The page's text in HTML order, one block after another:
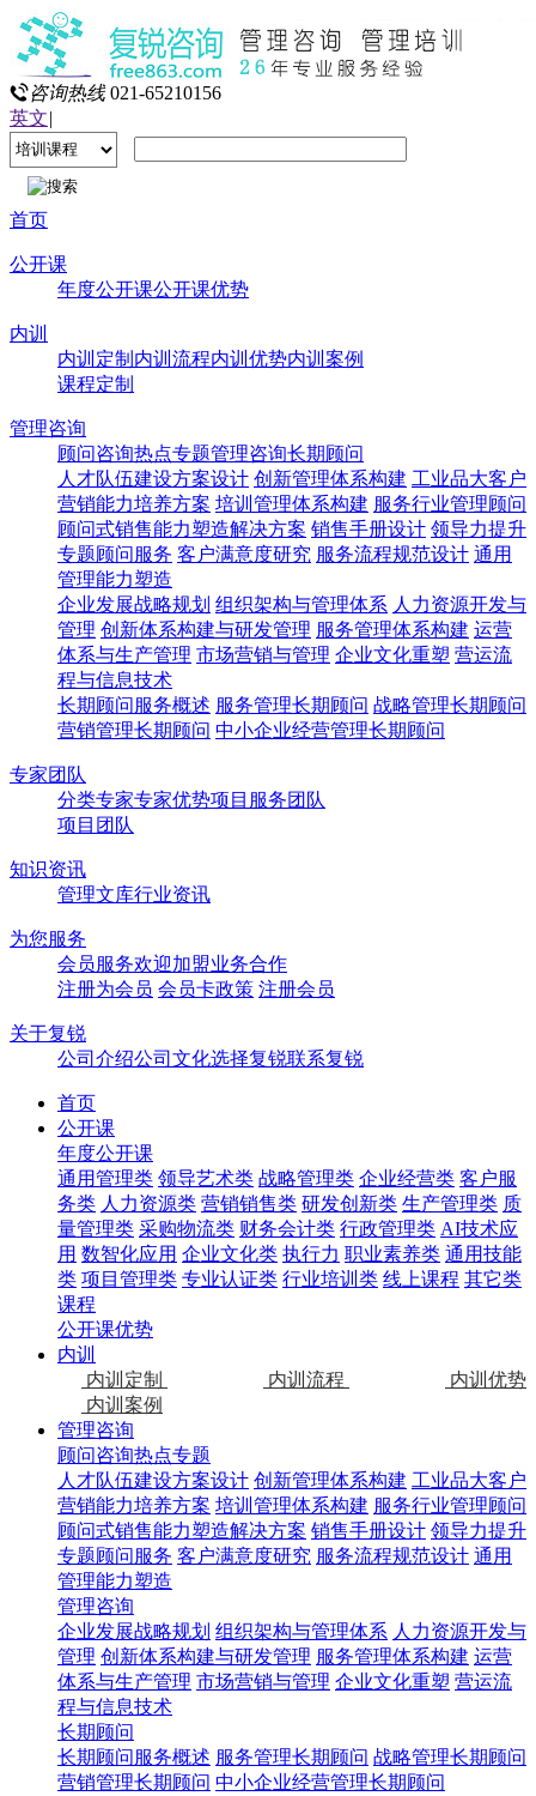
咨询热线 021-65210156
英文|
首页
公开课
年度公开课公开课优势
内训
内训定制 内训流程内训优势内训案例
课程定制
管理咨询
顾问咨询热点专题管理咨询长期顾问
人才队伍建设方案设计 创新管理体系构建 工业品大客户
营销能力培养方案 培训管理体系构建 服务行业管理顾问
顾问式销售能力塑造解决方案 销售手册设计 领导力提升
专题顾问服务 客户满意度研究 服务流程规范设计 通用
管理能力塑造
企业发展战略规划 组织架构与管理体系 人力资源开发与
管理 创新体系构建与研发管理 服务管理体系构建 运营
体系与生产管理 市场营销与管理 企业文化重塑 营运流
程与信息技术
长期顾问服务概述 服务管理长期顾问 战略管理长期顾问
营销管理长期顾问 中小企业经营管理长期顾问
专家团队
分类专家专家优势项目服务团队
项目团队
知识资讯
管理文库行业资讯
为您服务
会员服务欢迎加盟业务合作
注册为会员 会员卡政策 注册会员
关于复锐
公司介绍公司文化选择复锐联系复锐
首页
公开课
年度公开课
通用管理类 领导艺术类 战略管理类 企业经营类 客户服
务类 人力资源类 营销销售类 研发创新类 生产管理类 质
量管理类 采购物流类 财务会计类 行政管理类 AI技术应
用 数智化应用 企业文化类 执行力 职业素养类 通用技能
类 项目管理类 专业认证类 行业培训类 线上课程 其它类
课程
公开课优势
内训
内训定制
内训流程
内训优势
内训案例
管理咨询
顾问咨询热点专题
人才队伍建设方案设计 创新管理体系构建 工业品大客户
营销能力培养方案 培训管理体系构建 服务行业管理顾问
顾问式销售能力塑造解决方案 销售手册设计 领导力提升
专题顾问服务 客户满意度研究 服务流程规范设计 通用
管理能力塑造
管理咨询
企业发展战略规划 组织架构与管理体系 人力资源开发与
管理 创新体系构建与研发管理 服务管理体系构建 运营
体系与生产管理 市场营销与管理 企业文化重塑 营运流
程与信息技术
长期顾问
长期顾问服务概述 服务管理长期顾问 战略管理长期顾问
营销管理长期顾问 中小企业经营管理长期顾问